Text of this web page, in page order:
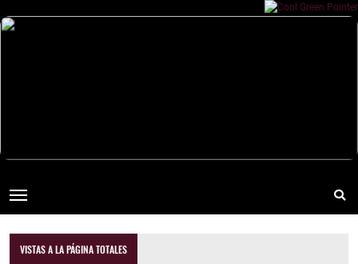
VISTAS A LA PÁGINA TOTALES